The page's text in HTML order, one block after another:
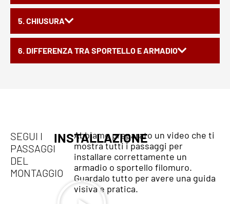
5. CHIUSURA
6. DIFFERENZA TRA SPORTELLO E ARMADIO
SEGUI I
PASSAGGI
DEL
MONTAGGIO
INSTALLAZIONE
Abbiamo preparato un video che ti
mostra tutti i passaggi per
installare correttamente un
armadio o sportello filomuro.
Guardalo tutto per avere una guida
visiva e pratica.